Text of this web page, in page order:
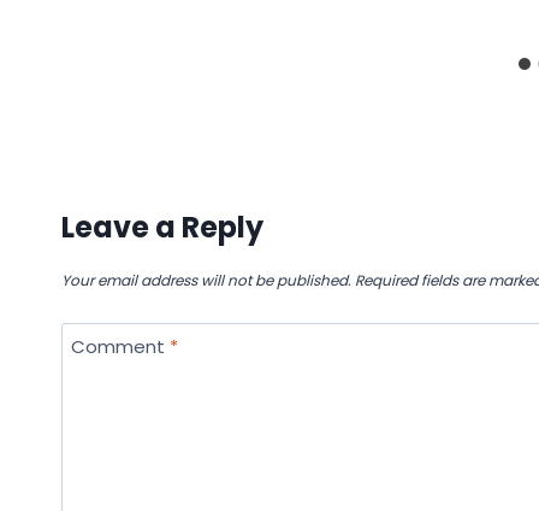
Leave a Reply
Your email address will not be published. Required fields are
Comment *